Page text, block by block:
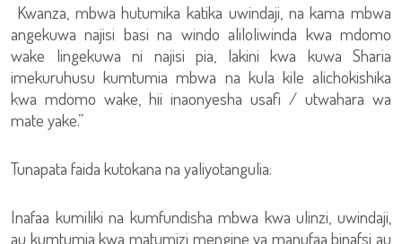
Kwanza, mbwa hutumika katika uwindaji, na kama mbwa
angekuwa najisi basi na windo aliloliwinda kwa mdomo
wake lingekuwa ni najisi pia, lakini kwa kuwa Sharia
imekuruhusu kumtumia mbwa na kula kile alichokishika
kwa mdomo wake, hii inaonyesha usafi / utwahara wa
mate yake.”
Tunapata faida kutokana na yaliyotangulia:
Inafaa kumiliki na kumfundisha mbwa kwa ulinzi, uwindaji,
au kumtumia kwa matumizi mengine ya manufaa binafsi au